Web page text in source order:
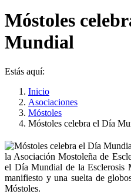
Móstoles
Mundial
Estás aquí:
Inicio
Asociaciones
Móstoles
Móstoles celebra el Día
la Asociación Mostoleña de
el Día Mundial de la Esclerosis
manifiesto y una suelta de
Móstoles.